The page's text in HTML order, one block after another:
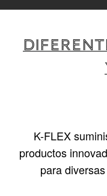
K-FLEX
productos
para